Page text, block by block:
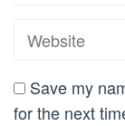
Save my
for the next